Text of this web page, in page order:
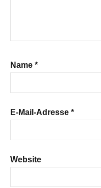
Name *
E-Mail-Adresse *
Website